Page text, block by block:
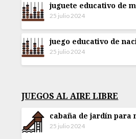
juguete educativo de
25 julio 2024
juego educativo de
25 julio 2024
JUEGOS AL AIRE LIBRE
cabaña de jardín para
25 julio 2024